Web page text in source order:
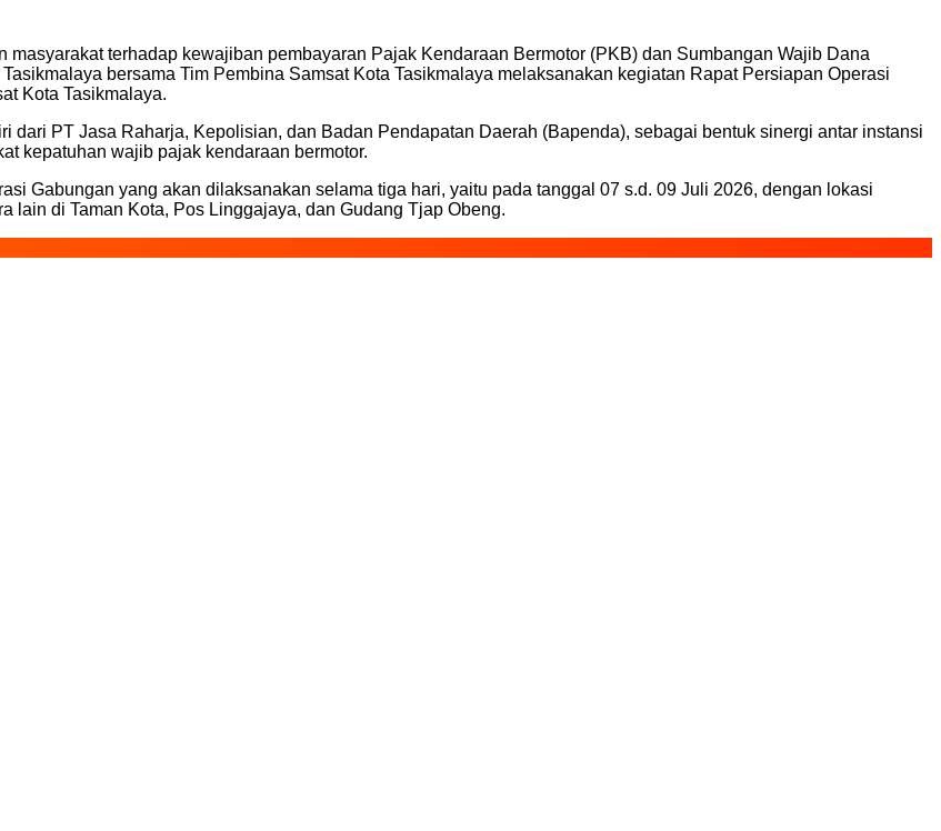
terhadap kewajiban pembayaran Pajak Kendaraan Bermotor (PKB) dan Sumbangan Wajib Dana
bersama Tim Pembina Samsat Kota Tasikmalaya melaksanakan kegiatan Rapat Persiapan Operasi
Kota Tasikmalaya.
dari PT Jasa Raharja, Kepolisian, dan Badan Pendapatan Daerah (Bapenda), sebagai bentuk sinergi antar instansi
kepatuhan wajib pajak kendaraan bermotor.
Gabungan yang akan dilaksanakan selama tiga hari, yaitu pada tanggal 07 s.d. 09 Juli 2026, dengan lokasi
lain di Taman Kota, Pos Linggajaya, dan Gudang Tjap Obeng.